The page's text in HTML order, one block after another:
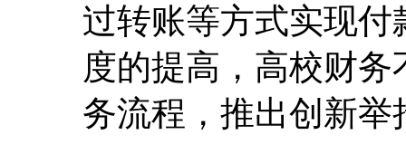
过转账等方式实现
度的提高，高校财
务流程，推出创新